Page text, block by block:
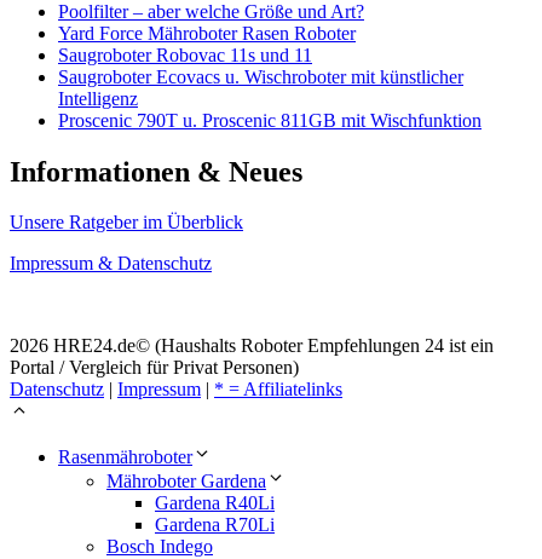
Poolfilter – aber welche Größe und Art?
Yard Force Mähroboter Rasen Roboter
Saugroboter Robovac 11s und 11
Saugroboter Ecovacs u. Wischroboter mit künstlicher
Intelligenz
Proscenic 790T u. Proscenic 811GB mit Wischfunktion
Informationen & Neues
Unsere Ratgeber im Überblick
Impressum & Datenschutz
2026 HRE24.de© (Haushalts Roboter Empfehlungen 24 ist ein
Portal / Vergleich für Privat Personen)
Datenschutz | Impressum | * = Affiliatelinks
Rasenmähroboter
Mähroboter Gardena
Gardena R40Li
Gardena R70Li
Bosch Indego